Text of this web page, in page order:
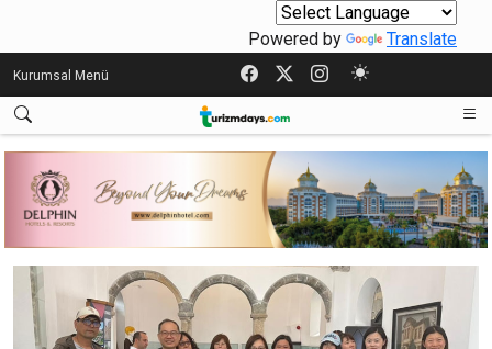
Powered by Translate
Kurumsal Menü